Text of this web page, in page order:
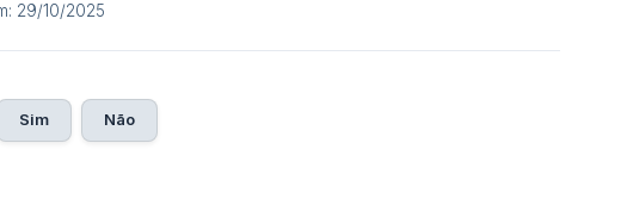
29/10/2025
Sim Não